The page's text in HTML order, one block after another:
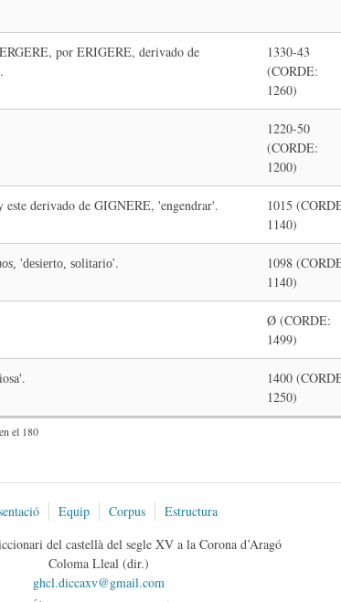
por ERIGERE, derivado de
1330-43
(CORDE:
1260)
1220-50
(CORDE:
1200)
derivado de GIGNERE, 'engendrar'.
1015
1140)
, 'desierto, solitario'.
1098
1140)
Ø (CORDE:
1499)
1400
1250)
el 180
Equip Corpus
Estructura
del castellà del segle XV a la Corona d’Aragó
Coloma Lleal (dir.)
ghcl.diccaxv@gmail.com